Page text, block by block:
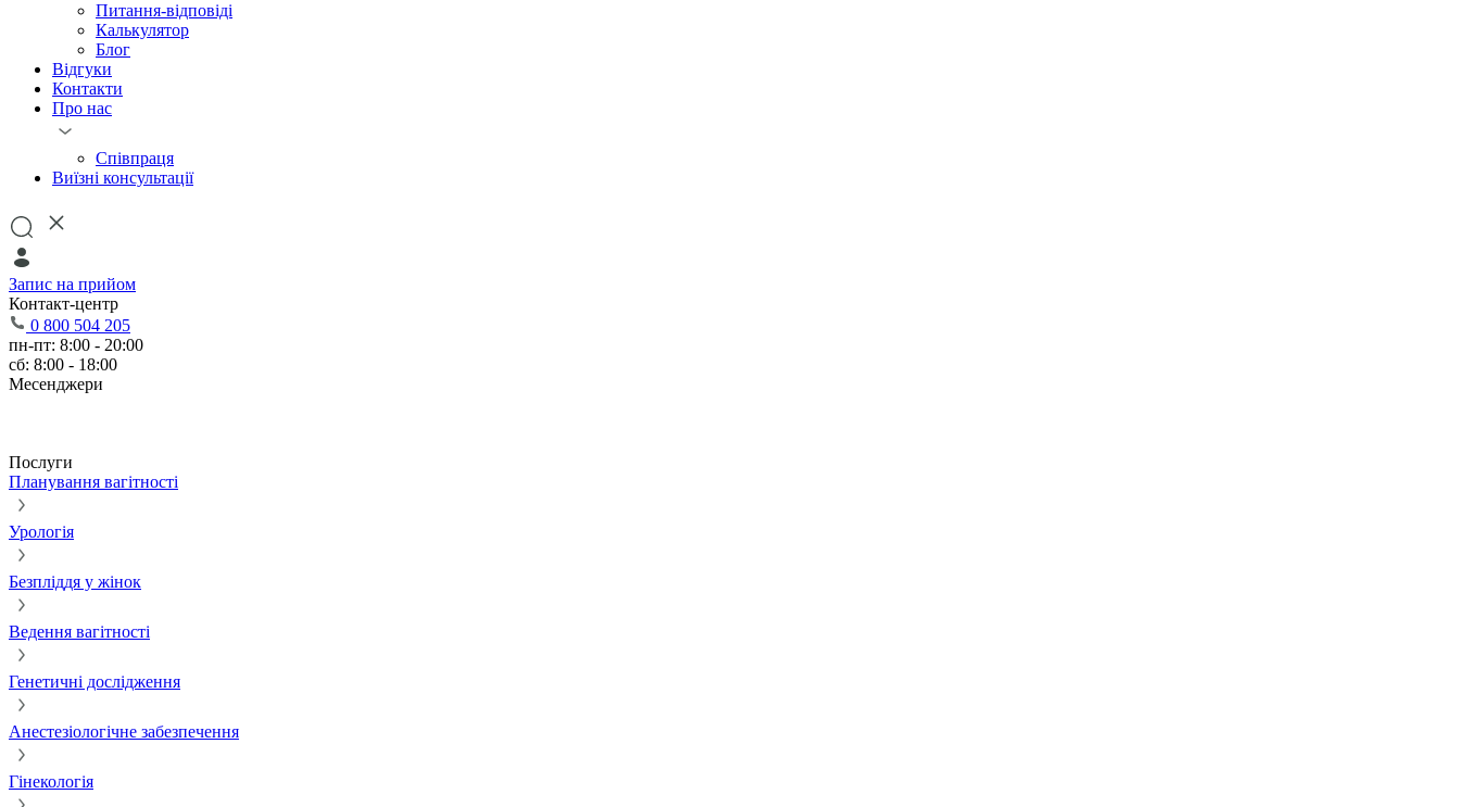
Питання-відповіді
Калькулятор
Блог
Відгуки
Контакти
Про нас
Співпраця
Виїзні консультації
Запис на прийом
Контакт-центр
0 800 504 205
пн-пт: 8:00 - 20:00
сб: 8:00 - 18:00
Месенджери
Послуги
Планування вагітності
Урологія
Безпліддя у жінок
Ведення вагітності
Генетичні дослідження
Анестезіологічне забезпечення
Гінекологія